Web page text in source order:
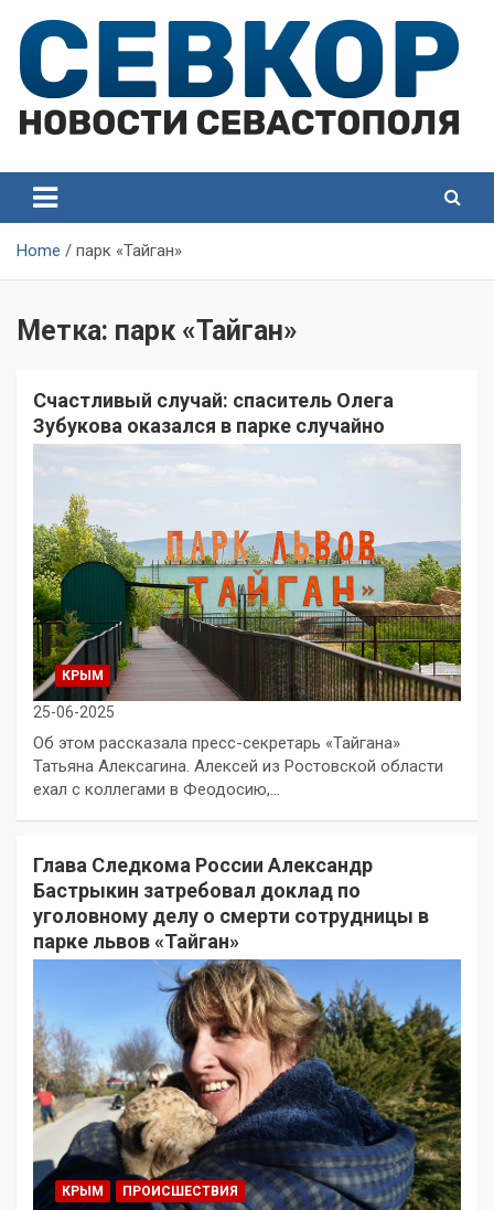
content
Севастополя
Севастополя
Home парк «Тайган»
Метка: парк «Тайган»
Счастливый случай: спаситель Олега
Зубукова оказался в парке случайно
КРЫМ
25-06-2025
Об этом рассказала пресс-секретарь «Тайгана»
Татьяна Алексагина. Алексей из Ростовской области
ехал с коллегами в Феодосию,…
Глава Следкома России Александр
Бастрыкин затребовал доклад по
уголовному делу о смерти сотрудницы в
парке львов «Тайган»
КРЫМ ПРОИСШЕСТВИЯ